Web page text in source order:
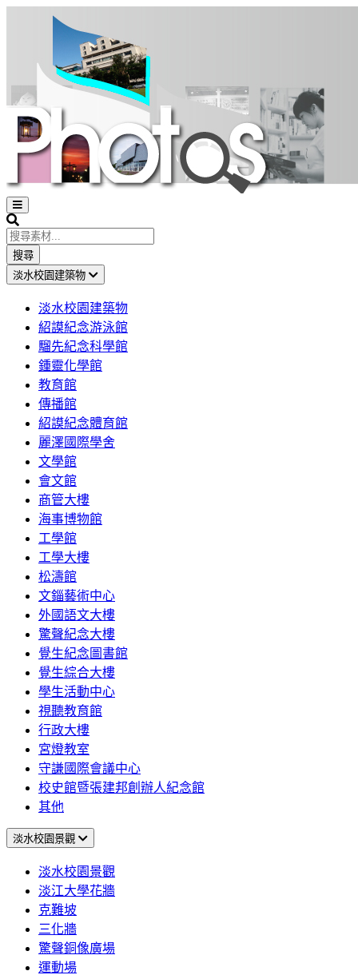
Open
sidebar
Search
搜尋
淡水校園建築物
淡水校園建築物
紹謨紀念游泳館
騮先紀念科學館
鍾靈化學館
教育館
傳播館
紹謨紀念體育館
麗澤國際學舍
文學館
會文館
商管大樓
海事博物館
工學館
工學大樓
松濤館
文錙藝術中心
外國語文大樓
驚聲紀念大樓
覺生紀念圖書館
覺生綜合大樓
學生活動中心
視聽教育館
行政大樓
宮燈教室
守謙國際會議中心
校史館暨張建邦創辦人紀念館
其他
淡水校園景觀
淡水校園景觀
淡江大學花牆
克難坡
三化牆
驚聲銅像廣場
運動場